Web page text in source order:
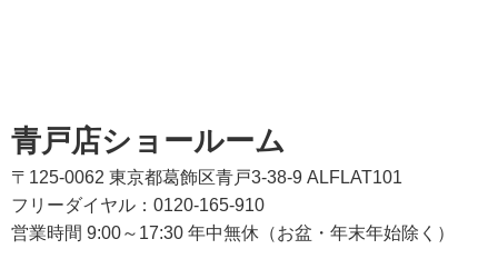
青戸店ショールーム
〒125-0062 東京都葛飾区青戸3-38-9 ALFLAT101
フリーダイヤル：0120-165-910
営業時間 9:00～17:30 年中無休（お盆・年末年始除く）